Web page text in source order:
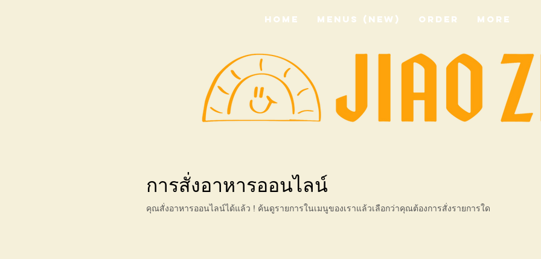
HOME Menus (New) ORDER More
การสั่งอาหารออนไลน์
คุณสั่งอาหารออนไลน์ได้แล้ว ! ค้นดูรายการในเมนูของเราแล้วเลือกว่าคุณต้องการสั่งรายการใด